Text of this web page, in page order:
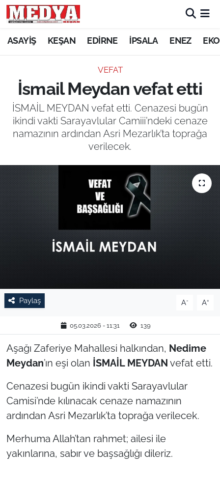
ASAYİŞ KEŞAN EDİRNE İPSALA ENEZ
VEFAT
İsmail Meydan vefat etti
İSMAİL MEYDAN vefat etti. Cenazesi bugün
ikindi vakti Sarayavlular Camiii’ndeki cenaze
namazının ardından Asri Mezarlık’ta toprağa
verilecek.
Paylaş A- A+
05.03.2026 - 11:31 139
Aşağı Zaferiye Mahallesi halkından, Nedime
Meydan’ın eşi olan İSMAİL MEYDAN vefat etti.
Cenazesi bugün ikindi vakti Sarayavlular
Camisi’nde kılınacak cenaze namazının
ardından Asri Mezarlık’ta toprağa verilecek.
Merhuma Allah’tan rahmet; ailesi ile
yakınlarına, sabır ve başsağlığı dileriz.
KEŞAN
ASAYİŞ
SİYASET
GÜNDEM
EKONOMİ
SAĞLIK
EĞİTİM
TARIM VE HAYVANCILIK
RESMİ İLAN
EDİRNE
TEKİRDAĞ
KIRKLARELİ
ÇANAKKALE